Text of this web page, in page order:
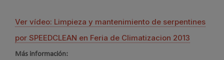
Ver vídeo: Limpieza y mantenimiento de serpentines
por SPEEDCLEAN en Feria de Climatizacion 2013
Más información: